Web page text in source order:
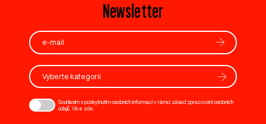
Newsletter
Vyberte kategorii
Souhlasím s poskytnutím osobních informací v rámci zásad zpracování osobních
údajů. Více zde